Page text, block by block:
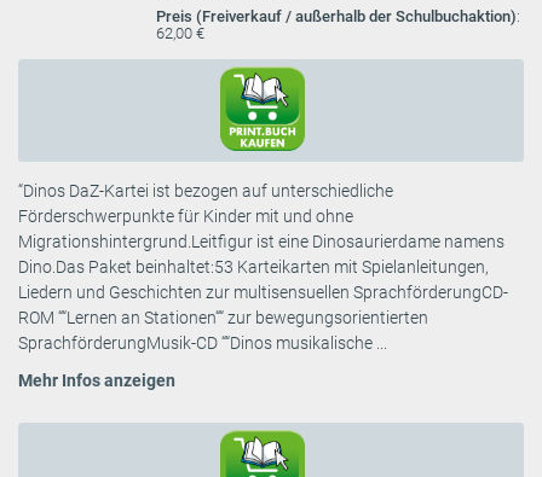
Preis (Freiverkauf / außerhalb der Schulbuchaktion):
62,00 €
“Dinos DaZ-Kartei ist bezogen auf unterschiedliche
Förderschwerpunkte für Kinder mit und ohne
Migrationshintergrund.Leitfigur ist eine Dinosaurierdame namens
Dino.Das Paket beinhaltet:53 Karteikarten mit Spielanleitungen,
Liedern und Geschichten zur multisensuellen SprachförderungCD-
ROM ““Lernen an Stationen““ zur bewegungsorientierten
SprachförderungMusik-CD ““Dinos musikalische ...
Mehr Infos anzeigen